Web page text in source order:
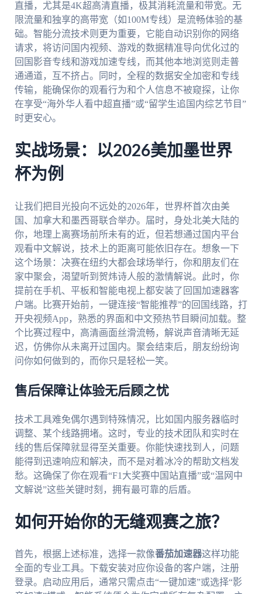
直播，尤其是4K超高清直播，极其消耗流量和带宽。无
限流量和独享的高带宽（如100M专线）是流畅体验的基
础。智能分流技术则更为重要，它能自动识别你的网络
请求，将访问国内视频、游戏的数据精准导向优化过的
回国影音专线和游戏加速专线，而其他本地浏览则走普
通通道，互不挤占。同时，全程的数据安全加密和专线
传输，能确保你的观看行为和个人信息不被窥探，让你
在享受“海外华人看中超直播”或“留学生追国内综艺节目”
时更安心。
实战场景：以2026美加墨世界
杯为例
让我们把目光投向不远处的2026年，世界杯首次由美
国、加拿大和墨西哥联合举办。届时，身处北美大陆的
你，地理上离赛场前所未有的近，但若想通过国内平台
观看中文解说，技术上的距离可能依旧存在。想象一下
这个场景：决赛在纽约大都会球场举行，你和朋友们在
家中聚会，渴望听到贺炜诗人般的激情解说。此时，你
提前在手机、平板和智能电视上都安装了回国加速器客
户端。比赛开始前，一键连接“智能推荐”的回国线路，打
开央视频App，熟悉的界面和中文预热节目瞬间加载。整
个比赛过程中，高清画面丝滑流畅，解说声音清晰无延
迟，仿佛你从未离开过国内。聚会结束后，朋友纷纷询
问你如何做到的，而你只是轻松一笑。
售后保障让体验无后顾之忧
技术工具难免偶尔遇到特殊情况，比如国内服务器临时
调整、某个线路拥堵。这时，专业的技术团队和实时在
线的售后保障就显得至关重要。你能快速找到人，问题
能得到迅速响应和解决，而不是对着冰冷的帮助文档发
愁。这确保了你在观看“F1大奖赛中国站直播”或“温网中
文解说”这些关键时刻，拥有最可靠的后盾。
如何开始你的无缝观赛之旅？
首先，根据上述标准，选择一款像番茄加速器这样功能
全面的专业工具。下载安装对应你设备的客户端，注册
登录。启动应用后，通常只需点击“一键加速”或选择“影